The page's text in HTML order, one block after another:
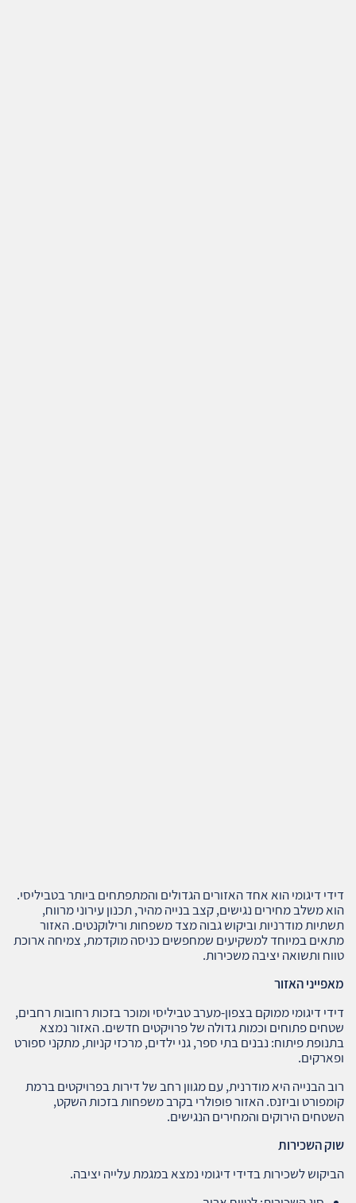
דידי דיגומי הוא אחד האזורים הגדולים והמתפתחים ביותר בטביליסי.
הוא משלב מחירים נגישים, קצב בנייה מהיר, תכנון עירוני מרווח,
תשתיות מודרניות וביקוש גבוה מצד משפחות ורילוקנטים. האזור
מתאים במיוחד למשקיעים שמחפשים כניסה מוקדמת, צמיחה ארוכת
טווח ותשואה יציבה משכירות.
מאפייני האזור
דידי דיגומי ממוקם בצפון‑מערב טביליסי ומוכר בזכות רחובות רחבים,
שטחים פתוחים וכמות גדולה של פרויקטים חדשים. האזור נמצא
בתנופת פיתוח: נבנים בתי ספר, גני ילדים, מרכזי קניות, מתקני ספורט
ופארקים.
רוב הבנייה היא מודרנית, עם מגוון רחב של דירות בפרויקטים ברמת
קומפורט וביזנס. האזור פופולרי בקרב משפחות בזכות השקט,
השטחים הירוקים והמחירים הנגישים.
שוק השכירות
הביקוש לשכירות בדידי דיגומי נמצא במגמת עלייה יציבה.